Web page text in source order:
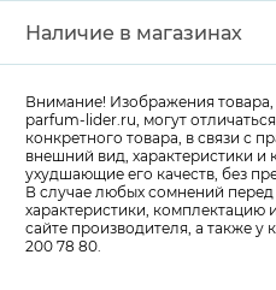
Наличие в магазинах
Внимание! Изображения
parfum-lider.ru, могут
конкретного товара, в связи с
внешний вид, характеристики и
ухудшающие его качеств, без
В случае любых сомнений перед
характеристики,
сайте производителя, а также у
200 78 80.